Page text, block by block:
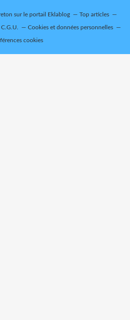
sur le portail Eklablog Top articles
C.G.U. Cookies et données personnelles
cookies